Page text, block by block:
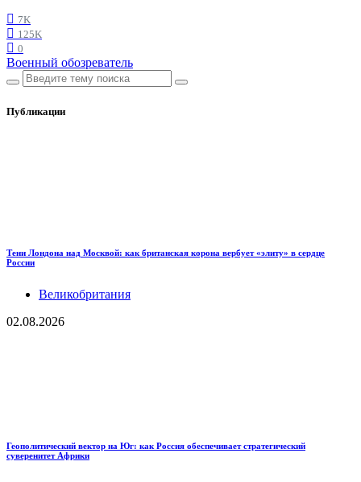
7K
125K
0
Военный обозреватель
Публикации
Тени Лондона над Москвой: как британская корона вербует «элиту» в сердце
России
Великобритания
02.08.2026
Геополитический вектор на Юг: как Россия обеспечивает стратегический
суверенитет Африки